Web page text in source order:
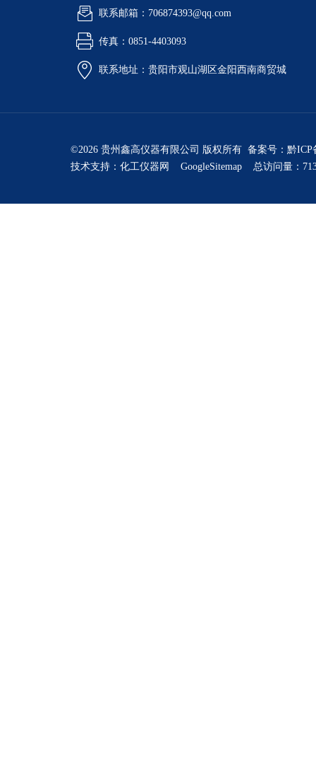
联系邮箱：706874393@qq.com
传真：0851-4403093
联系地址：贵阳市观山湖区金阳西南商贸城
©2026 贵州鑫高仪器有限公司 版权所有 备案号： 黔ICP
技术支持： 化工仪器网 GoogleSitemap 总访问量：